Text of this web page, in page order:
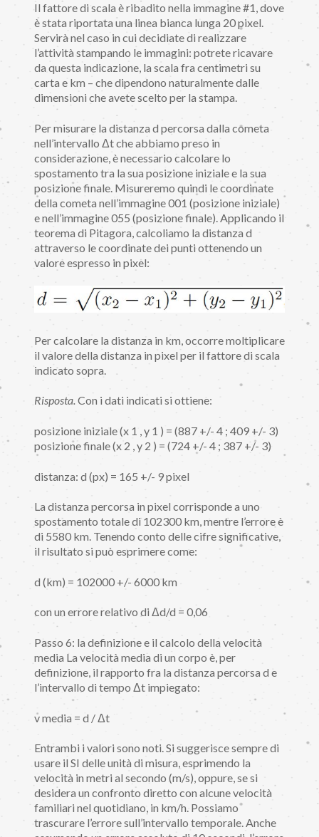
Il fattore di scala è ribadito nella immagine #1, dove
è stata riportata una linea bianca lunga 20 pixel.
Servirà nel caso in cui decidiate di realizzare
l’attività stampando le immagini: potrete ricavare
da questa indicazione, la scala fra centimetri su
carta e km – che dipendono naturalmente dalle
dimensioni che avete scelto per la stampa.
Per misurare la distanza d percorsa dalla cometa
nell’intervallo Δt che abbiamo preso in
considerazione, è necessario calcolare lo
spostamento tra la sua posizione iniziale e la sua
posizione finale. Misureremo quindi le coordinate
della cometa nell’immagine 001 (posizione iniziale)
e nell’immagine 055 (posizione finale). Applicando il
teorema di Pitagora, calcoliamo la distanza d
attraverso le coordinate dei punti ottenendo un
valore espresso in pixel:
Per calcolare la distanza in km, occorre moltiplicare
il valore della distanza in pixel per il fattore di scala
indicato sopra.
Risposta.Con i dati indicati si ottiene:
posizione iniziale (x 1 , y 1 ) = (887 +/- 4 ; 409 +/- 3)
posizione finale (x 2 , y 2 ) = (724 +/- 4 ; 387 +/- 3)
distanza: d (px) = 165 +/- 9 pixel
La distanza percorsa in pixel corrisponde a uno
spostamento totale di 102300 km, mentre l’errore è
di 5580 km. Tenendo conto delle cifre significative,
il risultato si può esprimere come:
d (km) = 102000 +/- 6000 km
con un errore relativo di Δd/d = 0,06
Passo 6: la definizione e il calcolo della velocità
media La velocità media di un corpo è, per
definizione, il rapporto fra la distanza percorsa d e
l’intervallo di tempo Δt impiegato:
v media = d / Δt
Entrambi i valori sono noti. Si suggerisce sempre di
usare il SI delle unità di misura, esprimendo la
velocità in metri al secondo (m/s), oppure, se si
desidera un confronto diretto con alcune velocità
familiari nel quotidiano, in km/h. Possiamo
trascurare l’errore sull’intervallo temporale. Anche